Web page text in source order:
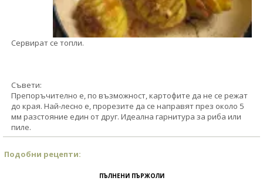
Сервират се топли.
Съвети:
Препоръчително е, по възможност, картофите да не се режат
до края. Най-лесно е, прорезите да се направят през около 5
мм разстояние един от друг. Идеална гарнитура за риба или
пиле.
Подобни рецепти:
ПЪЛНЕНИ ПЪРЖОЛИ